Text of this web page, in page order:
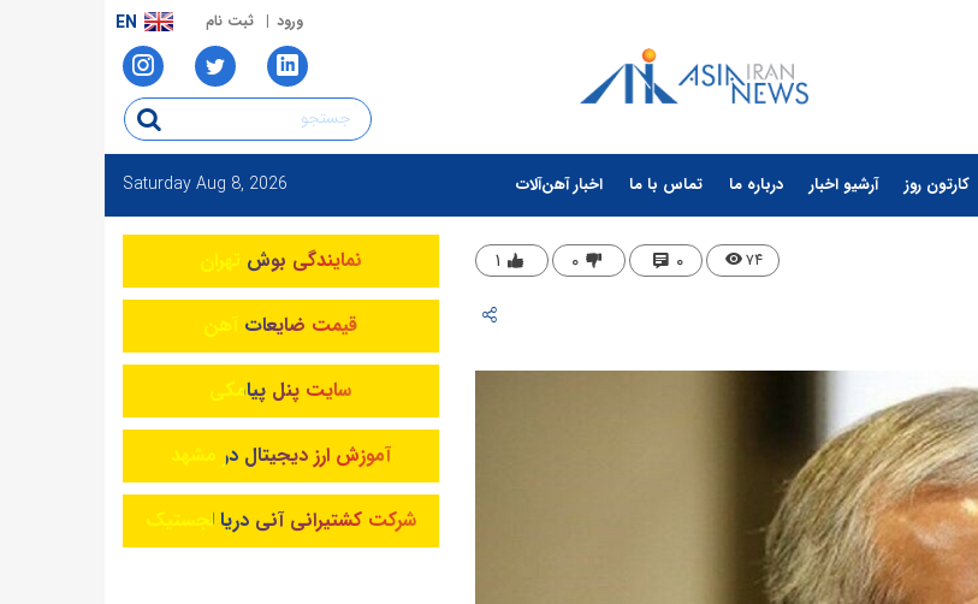
ورود ثبت نام EN
کارتون روز آرشیو اخبار درباره ما تماس با ما اخبار آهن‌آلات SaturdayAug 8, 2026
۷۴ ۰ ۰ ۱ نمایندگی بوش تهران
قیمت ضایعات آهن
سایت پنل پیامکی
آموزش ارز دیجیتال در مشهد
شرکت کشتیرانی آنی دریا لجستیک